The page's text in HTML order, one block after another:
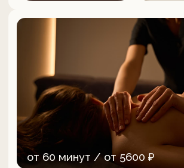
Миофасциальный массаж
лица и головы
Действенная и эффективная альтернатива
операционным методикам, которая
помогает поддерживать молодость
и красоту кожи, а также приятно
расслабляет, даря максимум позитивных
эмоций.
Записаться Подробнее
от 60 минут / от 5600 ₽